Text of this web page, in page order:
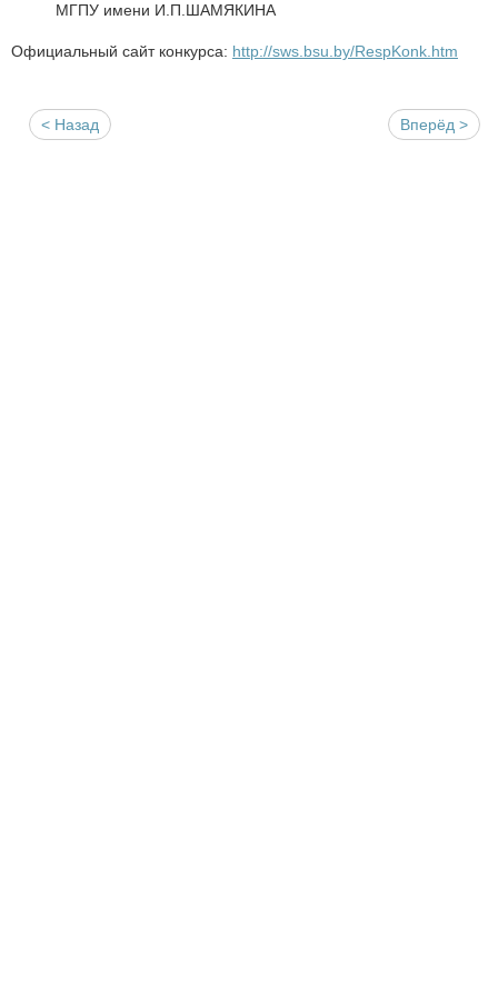
МГПУ имени И.П.ШАМЯКИНА
Официальный сайт конкурса: http://sws.bsu.by/RespKonk.htm
< Назад Вперёд >